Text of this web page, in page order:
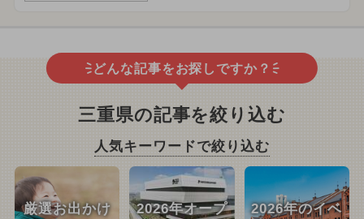
どんな記事をお探しですか？
三重県の記事を絞り込む
人気キーワードで絞り込む
厳選お出かけ
2026年オープ
2026年のイベ